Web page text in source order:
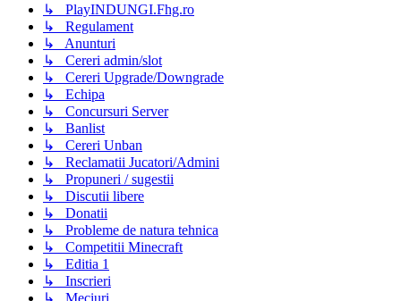
↳ PlayINDUNGI.Fhg.ro
↳ Regulament
↳ Anunturi
↳ Cereri admin/slot
↳ Cereri Upgrade/Downgrade
↳ Echipa
↳ Concursuri Server
↳ Banlist
↳ Cereri Unban
↳ Reclamatii Jucatori/Admini
↳ Propuneri / sugestii
↳ Discutii libere
↳ Donatii
↳ Probleme de natura tehnica
↳ Competitii Minecraft
↳ Editia 1
↳ Inscrieri